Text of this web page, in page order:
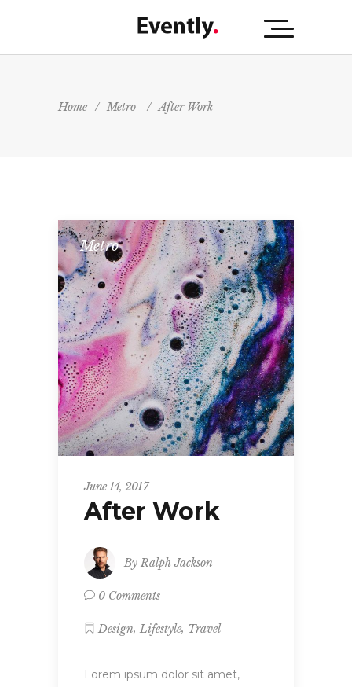
Home / Metro / After Work
Metro
June 14, 2017
After Work
By Ralph Jackson
0 Comments
Design, Lifestyle, Travel
Lorem ipsum dolor sit amet,